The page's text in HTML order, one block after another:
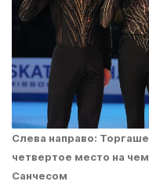
Cлева направо:
четвертое место на
Санчесом